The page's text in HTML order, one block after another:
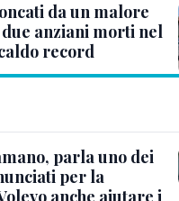
da un malore
anziani morti nel
record
parla uno dei
per la
anche aiutare i